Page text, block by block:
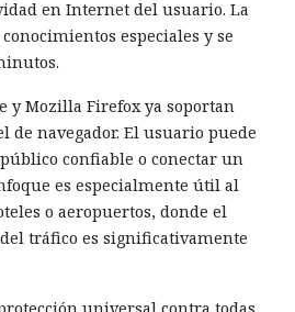
en Internet del usuario. La
especiales y se
y Mozilla Firefox ya soportan
de navegador. El usuario puede
confiable o conectar un
es especialmente útil al
o aeropuertos, donde el
tráfico es significativamente